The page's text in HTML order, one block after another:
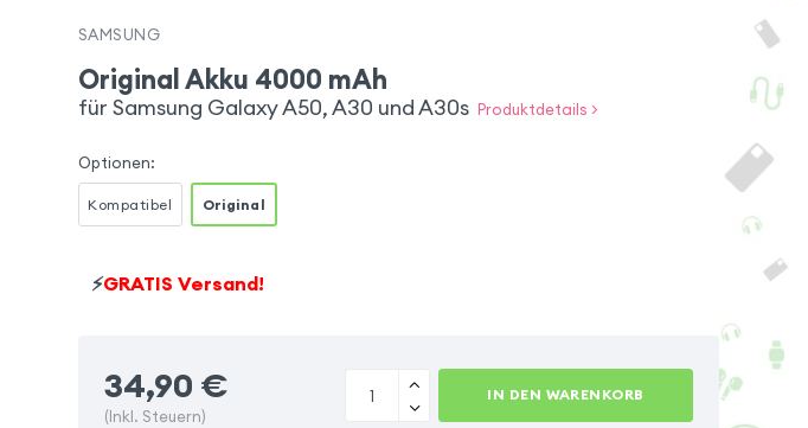
SAMSUNG
Original Akku 4000 mAh
für Samsung Galaxy A50, A30 und A30s Produktdetails >
Optionen:
Kompatibel Original
⚡GRATIS Versand!
34,90 €
(Inkl. Steuern)
IN DEN WARENKORB